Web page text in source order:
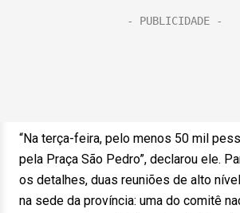
“Na terça-feira, pelo menos 50 mil
pela Praça São Pedro”, declarou ele.
os detalhes, duas reuniões de alto
na sede da província: uma do comitê